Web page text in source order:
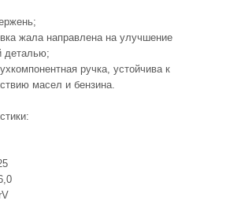
жала направлена на улучшение
деталью;
ручка, устойчива к
масел и бензина.